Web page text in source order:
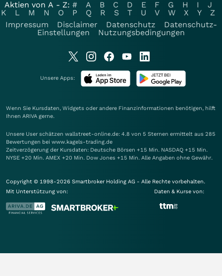
Aktien von A - Z: # A B C D E F G H I
J
K
L M N O P Q R S T U V W X Y
Z
Impressum
Disclaimer Datenschutz
Datenschutz-
Einstellungen
Nutzungsbedingungen
Unsere Apps:
Wenn Sie Kursdaten, Widgets oder andere Finanzinformationen benötigen, hilft
Ihnen ARIVA gerne.
Unsere User schätzen wallstreet-online.de: 4.8 von 5 Sternen ermittelt aus 285
Bewertungen bei www.kagels-trading.de
Zeitverzögerung der Kursdaten: Deutsche Börsen +15 Min. NASDAQ +15 Min.
NYSE +20 Min. AMEX +20 Min. Dow Jones +15 Min. Alle Angaben ohne Gewähr.
Copyright © 1998-2026 Smartbroker Holding AG - Alle Rechte vorbehalten.
Mit Unterstützung von:
Daten & Kurse von: